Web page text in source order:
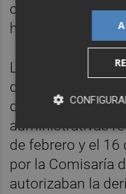
convenio ni
haya sido
Los magistrados
distinta respecto
de las otras dos
administrativas
de febrero y el
por la Comisaría
autorizaban la